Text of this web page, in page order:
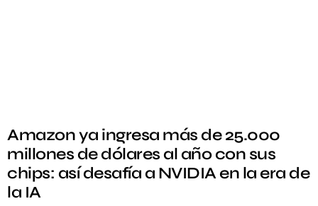
Amazon ya ingresa más de 25.000
millones de dólares al año con sus
chips: así desafía a NVIDIA en la era de
la IA